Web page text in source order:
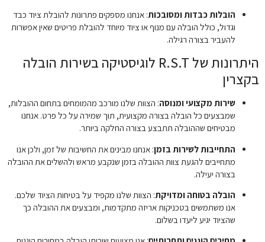
הובלות כבדות ומסובכות: אנחנו מספקים פתרונות להובלת ציוד כבד
וגדול, כולל הובלה עם מנוף או ציוד מיוחד להובלת פריטים שאין אפשרות
להעביר בצורה רגילה.
היתרונות של R.S.T לוגיסטיקה בשירות הובלה
בקצרין
שירות מקצועי ומנוסה: הצוות שלנו מורכב מהמומחים בתחום ההובלות,
שמבצעים כל הובלה בצורה מקצועית, תוך שמירה על כל פרט. אנחנו
מבטיחים שההובלה תתבצע בצורה החלקה ביותר.
התחייבות לשירות בזמן: אנחנו מבינים את החשיבות של זמן, ולכן אנו
מתחייבים להגעת צוות ההובלה בזמן שנקבע מראש ולהשלים את ההובלה
בצורה יעילה.
הובלה בטוחה ומדויקת: הצוות שלנו מקפיד על בטיחות הציוד שלכם.
אנו משתמשים בטכניקות אריזה מתקדמות, ומבצעים את ההובלה כך
שהציוד יגיע ליעדו בשלום.